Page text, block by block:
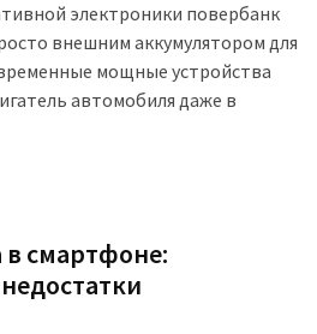
электроники повербанк
внешним аккумулятором для
мощные устройства
автомобиля даже в
в смартфоне: